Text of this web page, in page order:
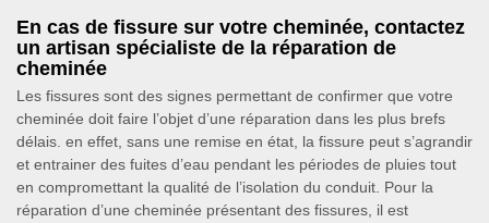
En cas de fissure sur votre cheminée, contactez
un artisan spécialiste de la réparation de
cheminée
Les fissures sont des signes permettant de confirmer que votre
cheminée doit faire l’objet d’une réparation dans les plus brefs
délais. en effet, sans une remise en état, la fissure peut s’agrandir
et entrainer des fuites d’eau pendant les périodes de pluies tout
en compromettant la qualité de l’isolation du conduit. Pour la
réparation d’une cheminée présentant des fissures, il est